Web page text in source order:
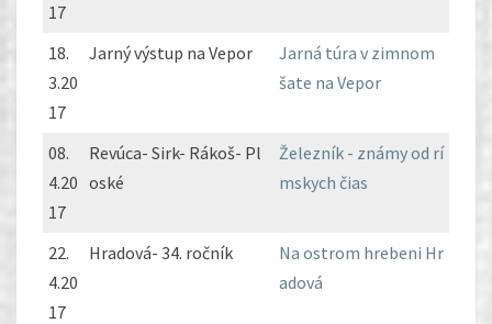
17
18.
3.20
17
Jarný výstup na Vepor
Jarná túra v zimnom
šate na Vepor
08.
4.20
17
Revúca- Sirk- Rákoš- Pl
oské
Železník - známy od rí
mskych čias
22.
4.20
17
Hradová- 34. ročník
Na ostrom hrebeni Hr
adová